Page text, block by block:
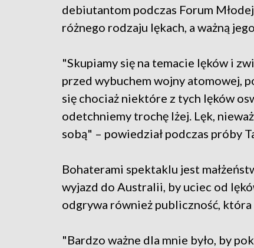
debiutantom podczas Forum
różnego rodzaju lękach, a ważną
"Skupiamy się na temacie lęków i
przed wybuchem wojny atomowej,
się chociaż niektóre z tych lęków
odetchniemy trochę lżej. Lęk,
sobą" – powiedział podczas próby
Bohaterami spektaklu jest
wyjazd do Australii, by uciec od
odgrywa również publiczność, która
"Bardzo ważne dla mnie było, by